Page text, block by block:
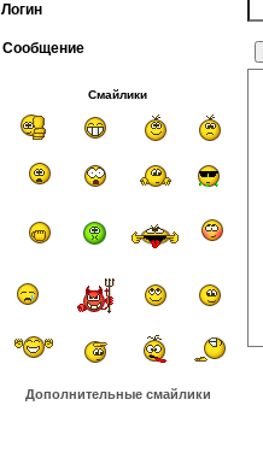
Логин
Сообщение
Смайлики
Дополнительные смайлики